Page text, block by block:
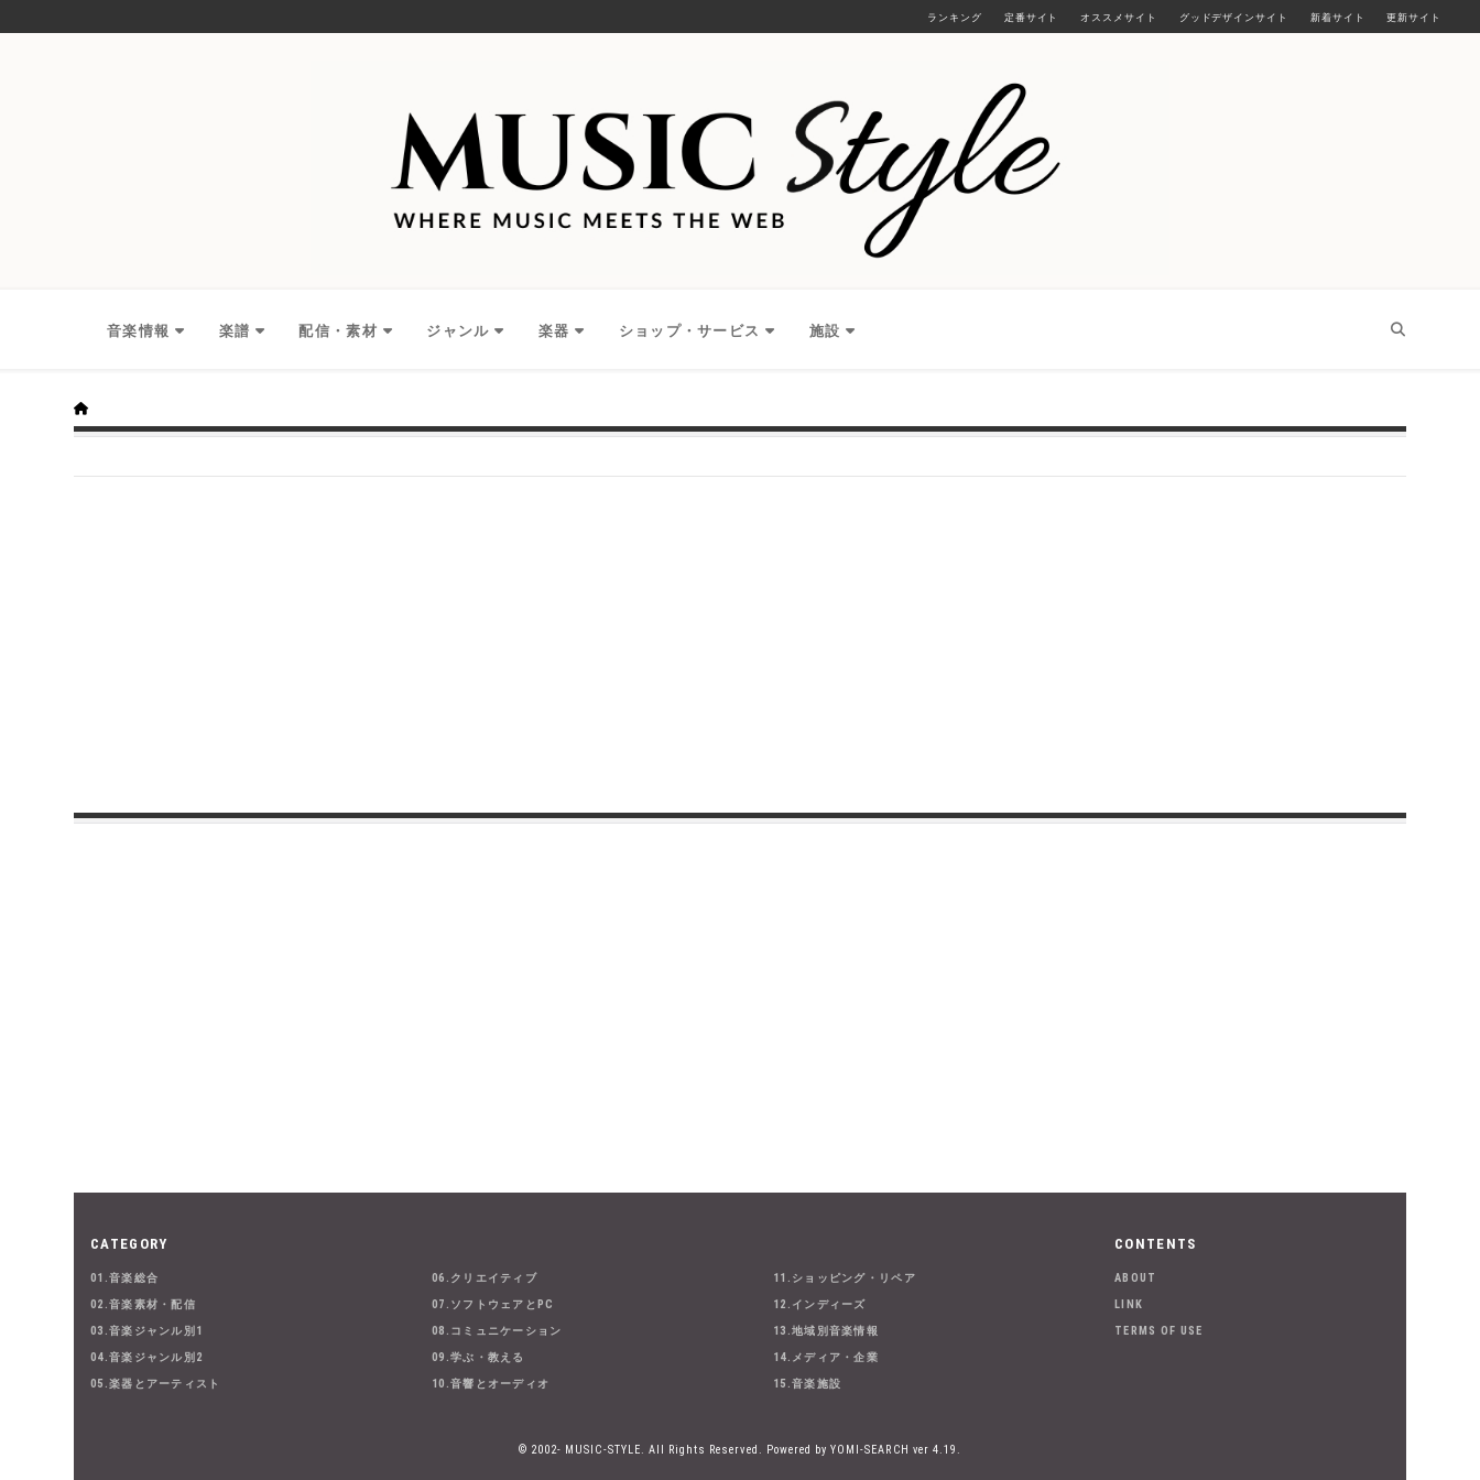
更新サイト
新着サイト
グッドデザインサイト
オススメサイト
定番サイト
ランキング
音楽情報 楽譜 配信・素材 ジャンル 楽器 ショップ・サービス 施設
CATEGORY
01.音楽総合
02.音楽素材・配信
03.音楽ジャンル別1
04.音楽ジャンル別2
05.楽器とアーティスト
06.クリエイティブ
07.ソフトウェアとPC
08.コミュニケーション
09.学ぶ・教える
10.音響とオーディオ
11.ショッピング・リペア
12.インディーズ
13.地域別音楽情報
14.メディア・企業
15.音楽施設
CONTENTS
ABOUT
LINK
TERMS OF USE
© 2002- MUSIC-STYLE. All Rights Reserved. Powered by YOMI-SEARCH ver 4.19.